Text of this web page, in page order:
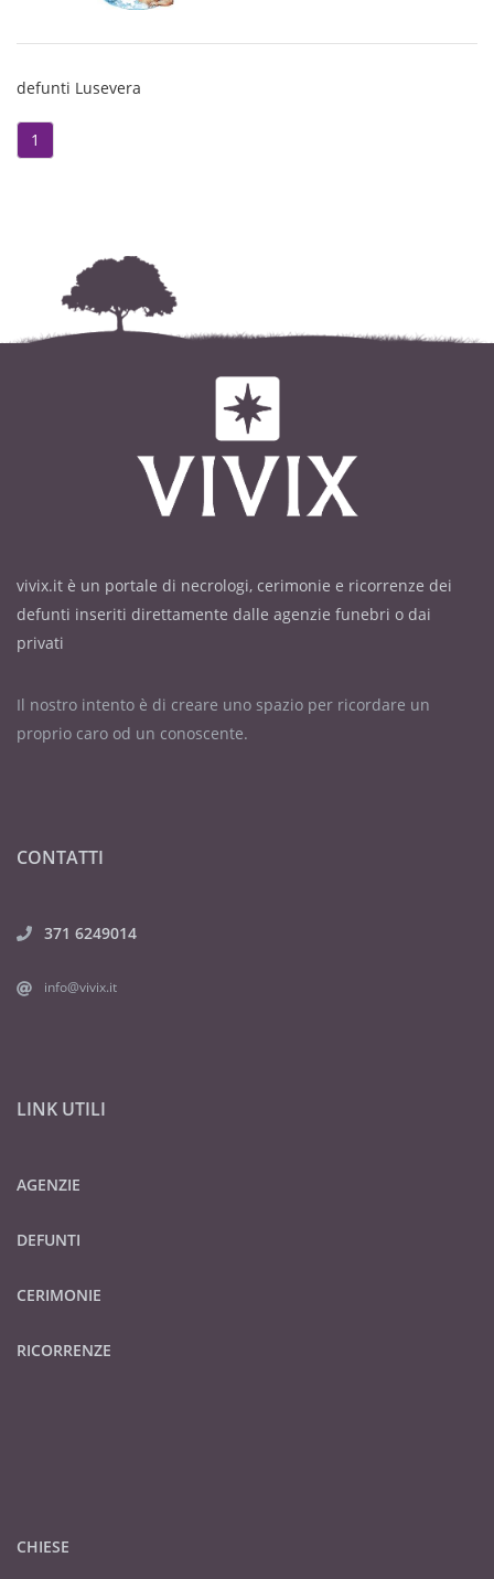
cremazione. Un santo rosario sarà
defunti Lusevera
1
vivix.it è un portale di necrologi, cerimonie e ricorrenze dei
defunti inseriti direttamente dalle agenzie funebri o dai
privati
Il nostro intento è di creare uno spazio per ricordare un
proprio caro od un conoscente.
CONTATTI
371 6249014
info@vivix.it
LINK UTILI
AGENZIE
DEFUNTI
CERIMONIE
RICORRENZE
CHIESE